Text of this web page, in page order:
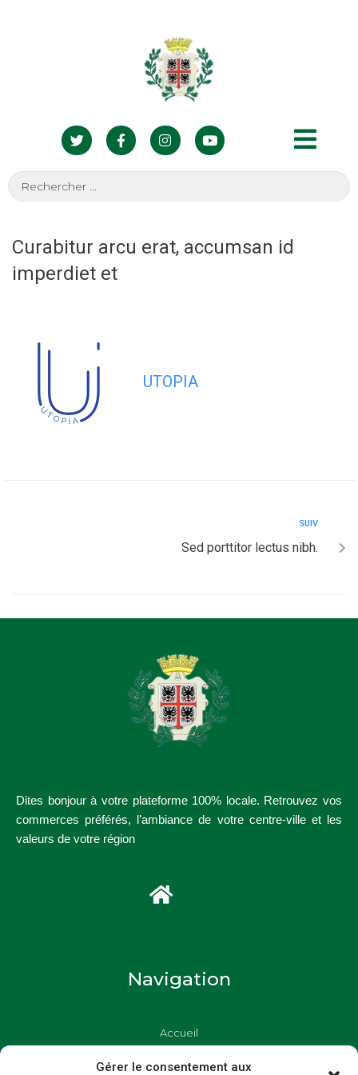
Gérer le consentement aux
Curabitur arcu erat, accumsan id
imperdiet et
UTOPIA
SUIV
Sed porttitor lectus nibh.
Dites bonjour à votre plateforme 100% locale. Retrouvez vos
commerces préférés, l’ambiance de votre centre-ville et les
valeurs de votre région
Navigation
Accueil
Commerçants